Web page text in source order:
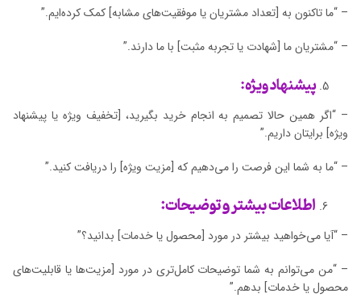
– “ما تاکنون به [تعداد مشتریان یا موفقیت‌های مشابه] کمک کرده‌ایم.”
– “مشتریان ما [شهادت یا تجربه مثبت] با ما دارند.”
پیشنهاد ویژه:
– “اگر همین حالا تصمیم به انجام خرید بگیرید، [تخفیف ویژه یا پیشنهاد
ویژه] برایتان داریم.”
– “ما به شما این فرصت را می‌دهیم که [مزیت ویژه] را دریافت کنید.”
اطلاعات بیشتر و توضیحات:
– “آیا می‌خواهید بیشتر در مورد [محصول یا خدمات] بدانید؟”
– “من می‌توانم به شما توضیحات کامل‌تری در مورد [مزیت‌ها یا قابلیت‌های
محصول یا خدمات] بدهم.”